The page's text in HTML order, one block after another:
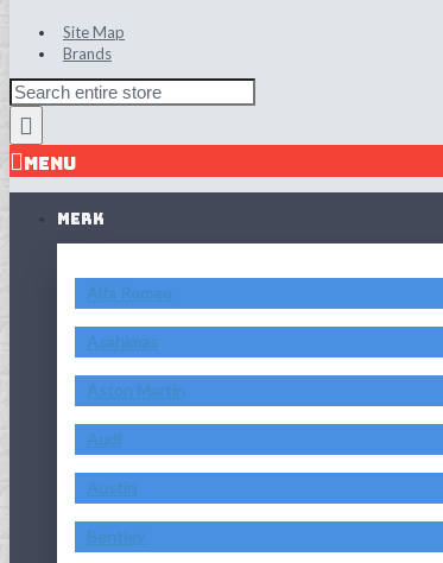
Site Map
Brands
MENU
MERK
Alfa Romeo
Asahimas
Aston Martin
Audi
Austin
Bentley